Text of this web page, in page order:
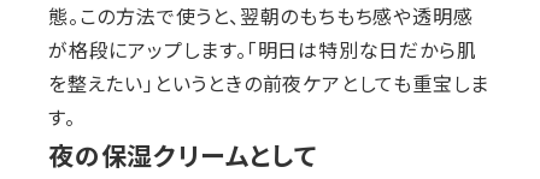
態。この方法で使うと、翌朝のもちもち感や透明感
が格段にアップします。「明日は特別な日だから肌
を整えたい」というときの前夜ケアとしても重宝しま
す。
夜の保湿クリームとして